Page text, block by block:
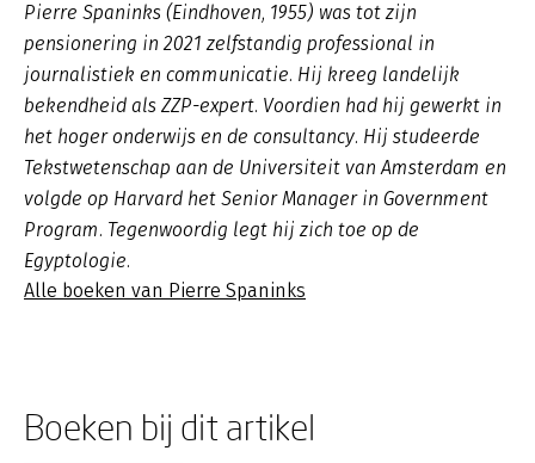
Pierre Spaninks (Eindhoven, 1955) was tot zijn
pensionering in 2021 zelfstandig professional in
journalistiek en communicatie. Hij kreeg landelijk
bekendheid als ZZP-expert. Voordien had hij gewerkt in
het hoger onderwijs en de consultancy. Hij studeerde
Tekstwetenschap aan de Universiteit van Amsterdam en
volgde op Harvard het Senior Manager in Government
Program. Tegenwoordig legt hij zich toe op de
Egyptologie.
Alle boeken van Pierre Spaninks
Boeken bij dit artikel